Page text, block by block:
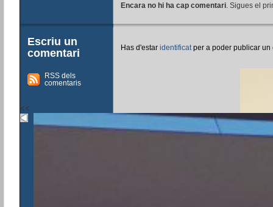
Encara no hi ha cap comentari. Sigues el
Escriu un
comentari
RSS dels
comentaris
Has d'estar identificatper a poder publicar un
<<